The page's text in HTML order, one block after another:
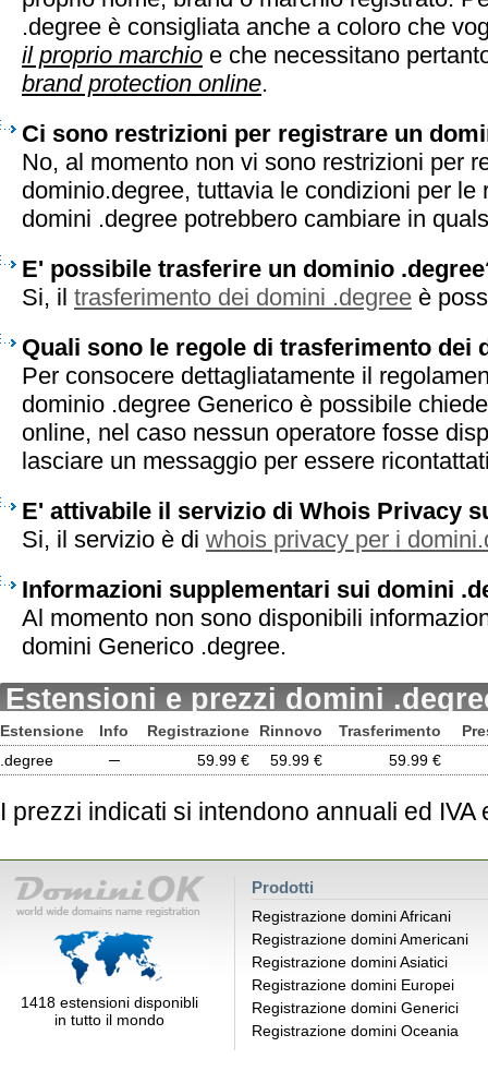
.degree è consigliata anche a coloro che
il proprio marchio e che necessitano
brand protection online.
Ci sono restrizioni per registrare un
No, al momento non vi sono restrizioni per
dominio.degree, tuttavia le condizioni per le
domini .degree potrebbero cambiare in
E' possibile trasferire un dominio
Si, il trasferimento dei domini .degree è
Quali sono le regole di trasferimento dei
Per consocere dettagliatamente il
dominio .degree Generico è possibile
online, nel caso nessun operatore fosse
lasciare un messaggio per essere
E' attivabile il servizio di Whois Privacy
Si, il servizio è di whois privacy per i
Informazioni supplementari sui domini
Al momento non sono disponibili
domini Generico .degree.
Estensioni e prezzi domini
Estensione Info Registrazione Rinnovo Trasferimento
.degree
─ 59.99 € 59.99 € 59.99 €
I prezzi indicati si intendono annuali ed IVA
1418 estensioni disponibli
in tutto il mondo
Prodotti
Registrazione domini Africani
Registrazione domini Americani
Registrazione domini Asiatici
Registrazione domini Europei
Registrazione domini Generici
Registrazione domini Oceania